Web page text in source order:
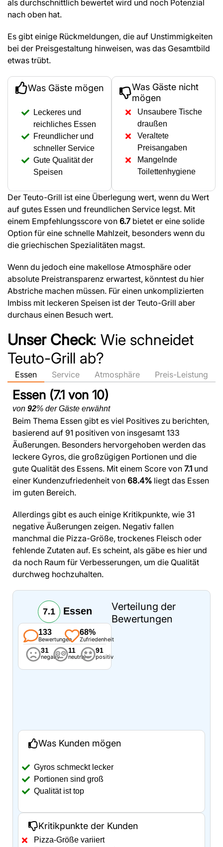
als durchschnittlich bewertet wird und noch Potenzial
nach oben hat.
Es gibt einige Rückmeldungen, die auf Unstimmigkeiten
bei der Preisgestaltung hinweisen, was das Gesamtbild
etwas trübt.
Was Gäste mögen
Leckeres und
reichliches Essen
Freundlicher und
schneller Service
Gute Qualität der
Speisen
Was Gäste nicht
mögen
Unsaubere Tische
draußen
Veraltete
Preisangaben
Mangelnde
Toilettenhygiene
Der Teuto-Grill ist eine Überlegung wert, wenn du Wert
auf gutes Essen und freundlichen Service legst. Mit
einem Empfehlungsscore von 6.7 bietet er eine solide
Option für eine schnelle Mahlzeit, besonders wenn du
die griechischen Spezialitäten magst.
Wenn du jedoch eine makellose Atmosphäre oder
absolute Preistransparenz erwartest, könntest du hier
Abstriche machen müssen. Für einen unkomplizierten
Imbiss mit leckeren Speisen ist der Teuto-Grill aber
durchaus einen Besuch wert.
Unser Check: Wie schneidet
Teuto-Grill ab?
Essen Service Atmosphäre Preis-Leistung
Essen (7.1 von 10)
von 92% der Gäste erwähnt
Beim Thema Essen gibt es viel Positives zu berichten,
basierend auf 91 positiven von insgesamt 133
Äußerungen. Besonders hervorgehoben werden das
leckere Gyros, die großzügigen Portionen und die
gute Qualität des Essens. Mit einem Score von 7.1 und
einer Kundenzufriedenheit von 68.4% liegt das Essen
im guten Bereich.
Allerdings gibt es auch einige Kritikpunkte, wie 31
negative Äußerungen zeigen. Negativ fallen
manchmal die Pizza-Größe, trockenes Fleisch oder
fehlende Zutaten auf. Es scheint, als gäbe es hier und
da noch Raum für Verbesserungen, um die Qualität
durchweg hochzuhalten.
7.1 Essen
133
Bewertungen
68%
Zufriedenheit
31
negativ
11
neutral
91
positiv
Verteilung der
Bewertungen
Was Kunden mögen
Gyros schmeckt lecker
Portionen sind groß
Qualität ist top
Kritikpunkte der Kunden
Pizza-Größe variiert